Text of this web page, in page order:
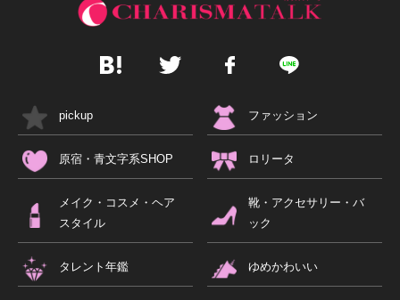
pickup ファッション
原宿・青文字系SHOP ロリータ
メイク・コスメ・ヘア
スタイル
靴・アクセサリー・バ
ック
タレント年鑑 ゆめかわいい